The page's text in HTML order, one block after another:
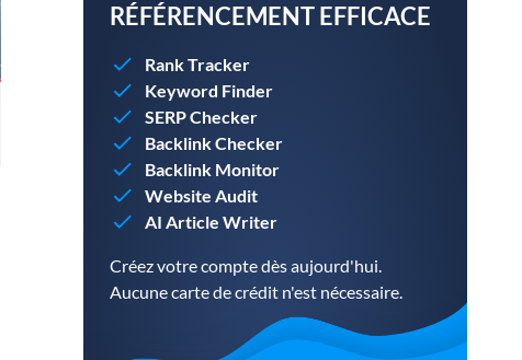
RÉFÉRENCEMENT EFFICACE
Rank Tracker
Keyword Finder
SERP Checker
Backlink Checker
Backlink Monitor
Website Audit
AI Article Writer
Créez votre compte dès aujourd'hui.
Aucune carte de crédit n'est nécessaire.